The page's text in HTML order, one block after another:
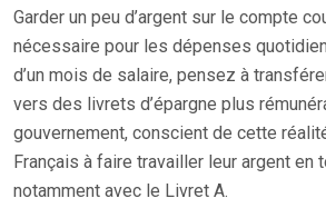
Garder un peu d’argent sur le compte
nécessaire pour les dépenses
d’un mois de salaire, pensez à
vers des livrets d’épargne plus
gouvernement, conscient de cette
Français à faire travailler leur argent en
notamment avec le Livret A.